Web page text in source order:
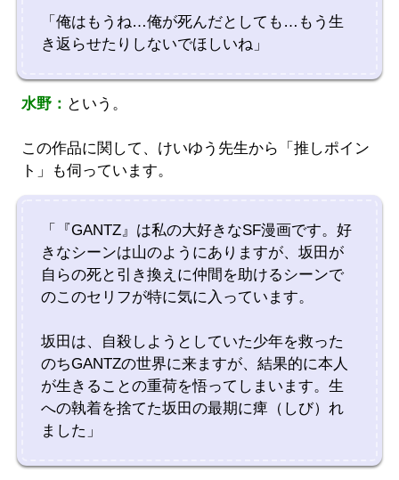
「俺はもうね…俺が死んだとしても…もう生
き返らせたりしないでほしいね」
水野： という。
この作品に関して、けいゆう先生から「推しポイン
ト」も伺っています。
「『GANTZ』は私の大好きなSF漫画です。好
きなシーンは山のようにありますが、坂田が
自らの死と引き換えに仲間を助けるシーンで
のこのセリフが特に気に入っています。
坂田は、自殺しようとしていた少年を救った
のちGANTZの世界に来ますが、結果的に本人
が生きることの重荷を悟ってしまいます。生
への執着を捨てた坂田の最期に痺（しび）れ
ました」